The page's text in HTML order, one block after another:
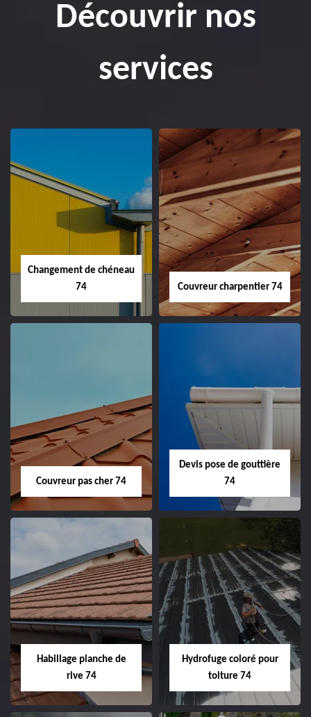
Découvrir nos
services
Changement de chéneau
74
Couvreur charpentier 74
Couvreur pas cher 74
Devis pose de gouttière
74
Habillage planche de
rive 74
Hydrofuge coloré pour
toiture 74